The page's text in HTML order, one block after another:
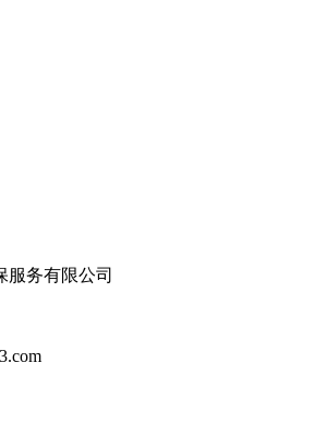
服务有限公司